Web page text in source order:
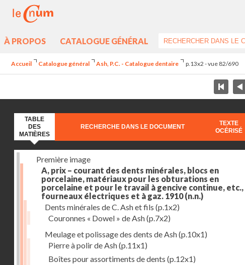
À PROPOS CATALOGUE GÉNÉRAL
Accueil Catalogue général Ash, P.C. - Catalogue dentaire p.13x2 - vue 82/690
TABLE
DES
MATIÈRES
RECHERCHE DANS LE DOCUMENT
TEXTE
OCÉRISÉ
Première image
A, prix – courant des dents minérales, blocs en
porcelaine, matériaux pour les obturations en
porcelaine et pour le travail à gencive continue, etc.,
fourneaux électriques et à gaz. 1910(n.n.)
Dents minérales de C. Ash et fils (p.1x2)
Couronnes « Dowel » de Ash(p.7x2)
Meulage et polissage des dents de Ash(p.10x1)
Pierre à polir de Ash(p.11x1)
Boîtes pour assortiments de dents (p.12x1)